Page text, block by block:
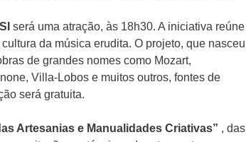
será uma atração, às 18h30. A iniciativa reúne
da música erudita. O projeto, que nasceu
de grandes nomes como Mozart,
Villa-Lobos e muitos outros, fontes de
será gratuita.
Artesanias e Manualidades Criativas” , das